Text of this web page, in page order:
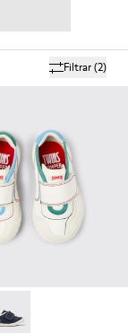
Filtrar(2)
y piel multicolor
tejido y piel
002 -
- K800682-